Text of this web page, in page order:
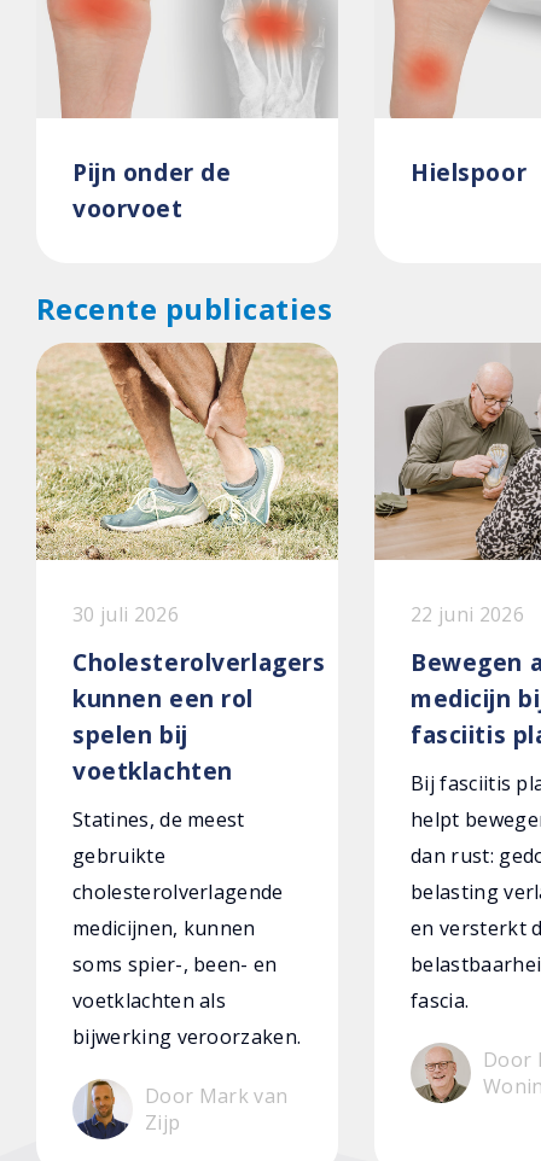
Pijn onder de
voorvoet
Hielspoor
Recente publicaties
30 juli 2026
Cholesterolverlagers
kunnen een rol
spelen bij
voetklachten
Statines, de meest
gebruikte
cholesterolverlagende
medicijnen, kunnen
soms spier-, been- en
voetklachten als
bijwerking veroorzaken.
Door Mark van
Zijp
22 juni 2026
Bewegen
medicijn
fasciitis
Bij fasciitis
helpt
dan rust:
belasting
en versterkt
fascia.
Door